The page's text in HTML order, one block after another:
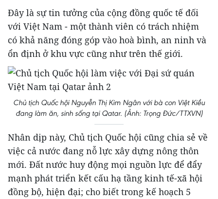
Đây là sự tin tưởng của cộng đồng quốc tế đối
với Việt Nam - một thành viên có trách nhiệm
có khả năng đóng góp vào hoà bình, an ninh và
ổn định ở khu vực cũng như trên thế giới.
Chủ tịch Quốc hội Nguyễn Thị Kim Ngân với bà con Việt Kiều
đang làm ăn, sinh sống tại Qatar. (Ảnh: Trọng Đức/TTXVN)
Nhân dịp này, Chủ tịch Quốc hội cũng chia sẻ về
việc cả nước đang nỗ lực xây dựng nông thôn
mới. Đất nước huy động mọi nguồn lực để đẩy
mạnh phát triển kết cấu hạ tầng kinh tế-xã hội
đồng bộ, hiện đại; cho biết trong kế hoạch 5